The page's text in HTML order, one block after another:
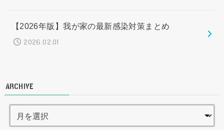
【2026年版】我が家の最新感染対策まとめ
2026.02.01
ARCHIVE